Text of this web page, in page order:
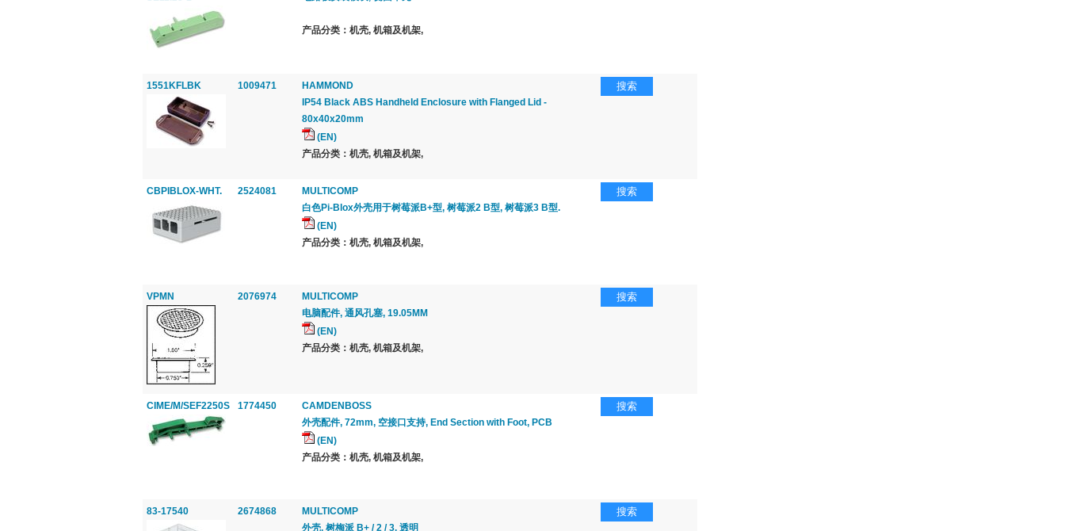
产品分类：机壳, 机箱及机架,
1551KFLBK 1009471
HAMMOND
IP54 Black ABS Handheld Enclosure with Flanged Lid -
80x40x20mm
(EN)
产品分类：机壳, 机箱及机架,
搜索
CBPIBLOX-WHT. 2524081
MULTICOMP
白色Pi-Blox外壳用于树莓派B+型, 树莓派2 B型, 树莓派3 B型.
(EN)
产品分类：机壳, 机箱及机架,
搜索
VPMN 2076974
MULTICOMP
电脑配件, 通风孔塞, 19.05MM
(EN)
产品分类：机壳, 机箱及机架,
搜索
CIME/M/SEF2250S 1774450
CAMDENBOSS
外壳配件, 72mm, 空接口支持, End Section with Foot, PCB
(EN)
产品分类：机壳, 机箱及机架,
搜索
83-17540 2674868
MULTICOMP
外壳, 树梅派 B+ / 2 / 3, 透明
搜索